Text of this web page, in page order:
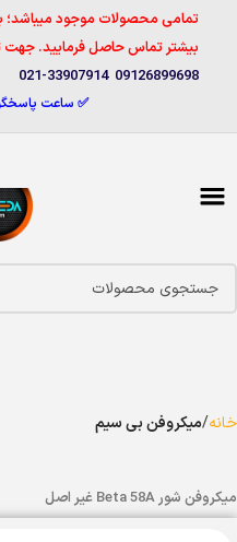
تمامی محصولات موجود میباشد؛
بیشتر تماس حاصل فرمایید. جهت
09126899698 33907914-021
✅ ساعت پاسخگویی از 9 تا
خانه میکروفن بی سیم
میکروفن شور Beta 58A غیر اصل